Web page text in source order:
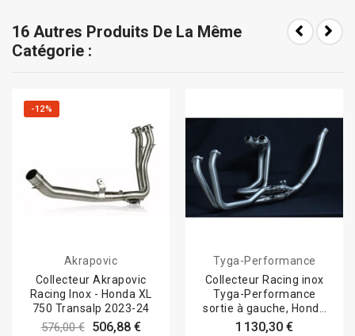
16 Autres Produits De La Même
Catégorie :
-12%
Akrapovic
Collecteur Akrapovic
Racing Inox - Honda XL
750 Transalp 2023-24
576,00 € 506,88 €
Tyga-Performance
Collecteur Racing inox
Tyga-Performance
sortie à gauche, Honda
VFR 750 RC36...
1 130,30 €